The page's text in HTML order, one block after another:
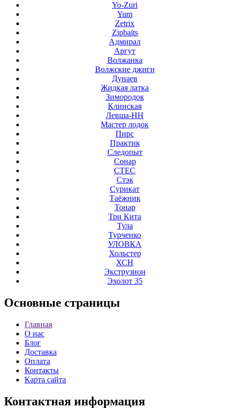
Yo-Zuri
Yum
Zetrix
Zipbaits
Адмирал
Аргут
Волжанка
Волжские джиги
Дунаев
Жидкая латка
Зимородок
Клинская
Левша-НН
Мастер лодок
Пирс
Практик
Следопыт
Сонар
СТЕС
Стэк
Сурикат
Таёжник
Тонар
Три Кита
Тула
Турченко
УЛОВКА
Хольстер
ХСН
Экструзион
Эхолот 35
Основные страницы
Главная
О нас
Блог
Доставка
Оплата
Контакты
Карта сайта
Контактная информация